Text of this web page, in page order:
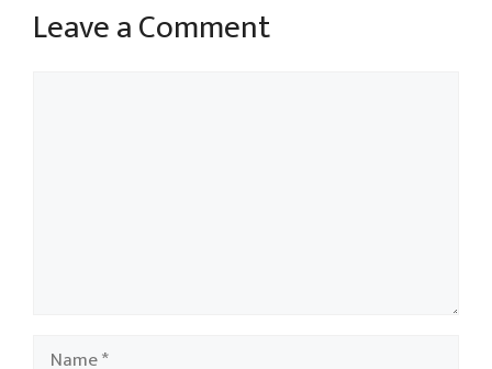
Leave a Comment
Name